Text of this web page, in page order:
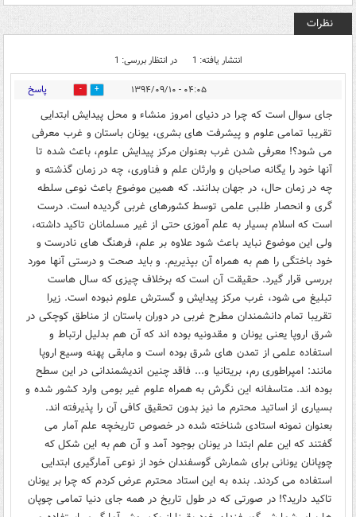
نظرات
انتشار یافته: 1 در انتظار بررسی: 1
۰۴:۰۵ - ۱۳۹۴/۰۹/۱۰ 0 پاسخ
جای سوال است که چرا در دنیای امروز منشاء و محل پیدایش ابتدایی
تقریبا تمامی علوم و پیشرفت های بشری، یونان باستان و غرب معرفی
می شود؟! معرفی شدن غرب بعنوان مرکز پیدایش علوم، باعث شده تا
آنها خود را یگانه صاحبان و وارثان علم و فناوری، چه در زمان گذشته و
چه در زمان حال، در جهان بدانند. که همین موضوع باعث نوعی سلطه
گری و انحصار طلبی علمی توسط کشورهای غربی گردیده است. درست
است که اسلام بسیار به علم آموزی حتی از غیر مسلمانان تاکید داشته،
ولی این موضوع نباید باعث شود علاوه بر علم، فرهنگ های نادرست و
خود باختگی را هم به همراه آن بپذیریم. و باید صحت و درستی آنها مورد
بررسی قرار گیرد. حقیقت آن است که برخلاف چیزی که سال هاست
تبلیغ می شود، غرب مرکز پیدایش و گسترش علوم نبوده است. زیرا
تقریبا تمام دانشمندان مطرح غربی در دوران باستان از مناطق کوچکی در
شرق اروپا یعنی یونان و مقدونیه بوده اند که آن هم بدلیل ارتباط و
استفاده علمی از تمدن های شرق بوده است و مابقی پهنه وسیع اروپا
مانند: امپراطوری رم، بریتانیا و... فاقد چنین اندیشمندانی در این سطح
بوده اند. متاسفانه این نگرش به همراه علوم غیر بومی وارد کشور شده و
بسیاری از اساتید محترم ما نیز بدون تحقیق کافی آن را پذیرفته اند.
بعنوان نمونه استادی شناخته شده در خصوص تاریخچه علم آمار می
گفتند که این علم ابتدا در یونان بوجود آمد و آن هم به این شکل که
چوپانان یونانی برای شمارش گوسفندان خود از نوعی آمارگیری ابتدایی
استفاده می کردند. بنده به این استاد محترم عرض کردم که چرا بر یونان
تاکید دارید؟! در صورتی که در طول تاریخ در همه جای دنیا تمامی چوپان